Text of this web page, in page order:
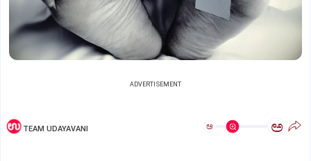
ADVERTISEMENT
TEAM UDAYAVANI ಅ ಅ